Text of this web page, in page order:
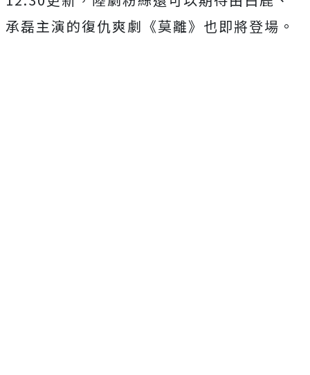
承磊主演的復仇爽劇《莫離》 也即將登場。